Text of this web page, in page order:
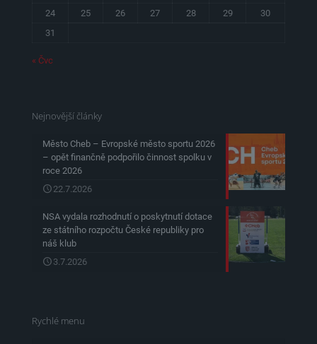
24
25 26 27 28 29
30
31
« Čvc
Nejnovější články
Město Cheb – Evropské město sportu 2026
– opět finančně podpořilo činnost spolku v
roce 2026
22.7.2026
NSA vydala rozhodnutí o poskytnutí dotace
ze státního rozpočtu České republiky pro
náš klub
3.7.2026
Rychlé menu